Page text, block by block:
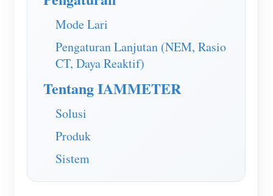
Simulator IAMMETER
Pengukur Virtual
Sistem Peramalan dan Simulasi Energi
Masyarakat
Pengembang
Mode Lari
Pengaturan Lanjutan (NEM, Rasio
CT, Daya Reaktif)
Tentang IAMMETER
Solusi
Produk
Sistem